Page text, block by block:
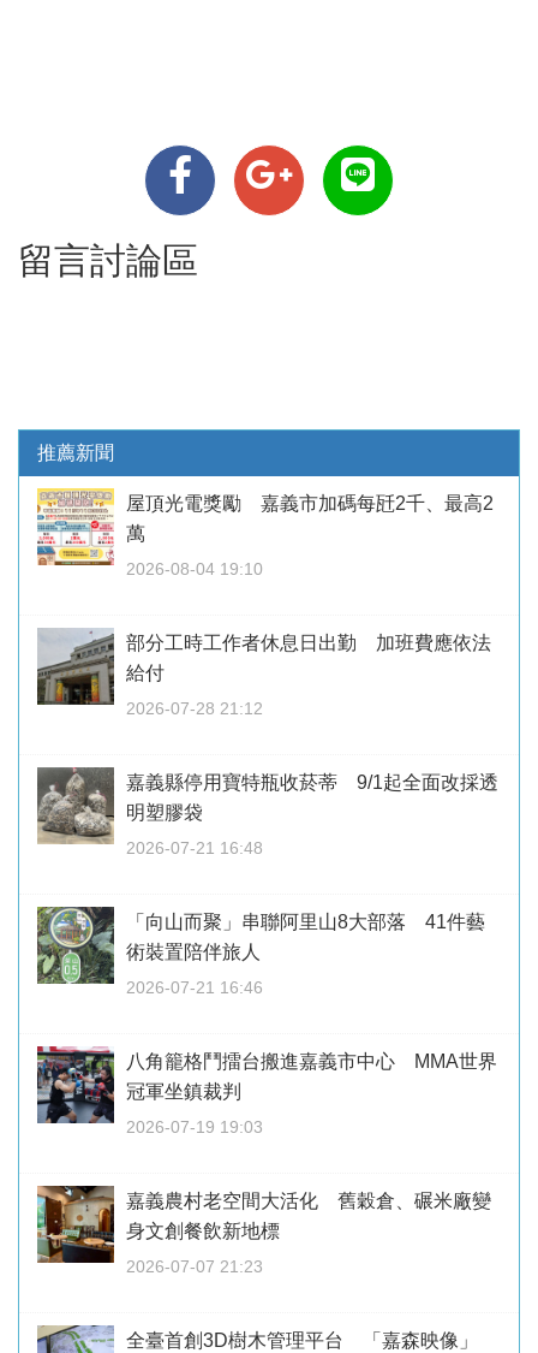
留言討論區
推薦新聞
屋頂光電獎勵 嘉義市加碼每瓩2千、最高2
萬
2026-08-04 19:10
部分工時工作者休息日出勤 加班費應依法
給付
2026-07-28 21:12
嘉義縣停用寶特瓶收菸蒂 9/1起全面改採透
明塑膠袋
2026-07-21 16:48
「向山而聚」串聯阿里山8大部落 41件藝
術裝置陪伴旅人
2026-07-21 16:46
八角籠格鬥擂台搬進嘉義市中心 MMA世界
冠軍坐鎮裁判
2026-07-19 19:03
嘉義農村老空間大活化 舊穀倉、碾米廠變
身文創餐飲新地標
2026-07-07 21:23
全臺首創3D樹木管理平台 「嘉森映像」